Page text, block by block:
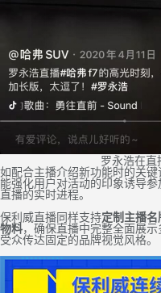
罗永浩在直
如配合主播介绍新功能时的关
能强化用户对活动的印象诱导
直播的实时进程。
保利威直播同样支持定制主播
物料，确保直播中完整全面展
受众传达固定的品牌视觉风格。